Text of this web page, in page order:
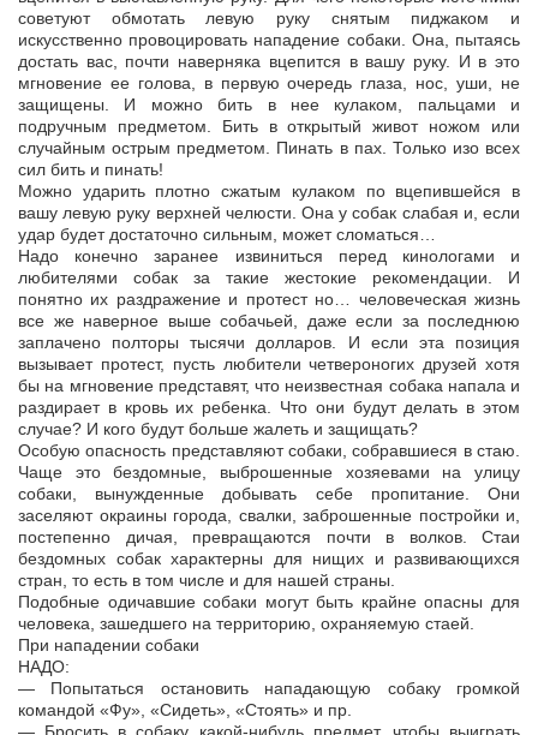
советуют обмотать левую руку снятым пиджаком и
искусственно провоцировать нападение собаки. Она, пытаясь
достать вас, почти наверняка вцепится в вашу руку. И в это
мгновение ее голова, в первую очередь глаза, нос, уши, не
защищены. И можно бить в нее кулаком, пальцами и
подручным предметом. Бить в открытый живот ножом или
случайным острым предметом. Пинать в пах. Только изо всех
сил бить и пинать!
Можно ударить плотно сжатым кулаком по вцепившейся в
вашу левую руку верхней челюсти. Она у собак слабая и, если
удар будет достаточно сильным, может сломаться…
Надо конечно заранее извиниться перед кинологами и
любителями собак за такие жестокие рекомендации. И
понятно их раздражение и протест но… человеческая жизнь
все же наверное выше собачьей, даже если за последнюю
заплачено полторы тысячи долларов. И если эта позиция
вызывает протест, пусть любители четвероногих друзей хотя
бы на мгновение представят, что неизвестная собака напала и
раздирает в кровь их ребенка. Что они будут делать в этом
случае? И кого будут больше жалеть и защищать?
Особую опасность представляют собаки, собравшиеся в стаю.
Чаще это бездомные, выброшенные хозяевами на улицу
собаки, вынужденные добывать себе пропитание. Они
заселяют окраины города, свалки, заброшенные постройки и,
постепенно дичая, превращаются почти в волков. Стаи
бездомных собак характерны для нищих и развивающихся
стран, то есть в том числе и для нашей страны.
Подобные одичавшие собаки могут быть крайне опасны для
человека, зашедшего на территорию, охраняемую стаей.
При нападении собаки
НАДО:
— Попытаться остановить нападающую собаку громкой
командой «Фу», «Сидеть», «Стоять» и пр.